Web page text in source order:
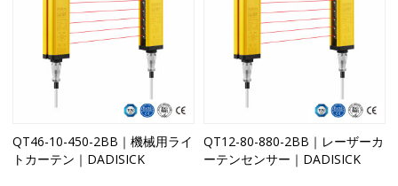
QT46-10-450-2BB｜機械用ライ
トカーテン｜DADISICK
QT12-80-880-2BB｜レーザーカ
ーテンセンサー｜DADISICK